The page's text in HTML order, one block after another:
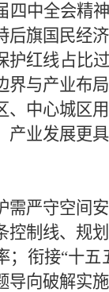
中全会精神
后旗国民经
护红线占比
界与产业布
、中心城区
产业发展更
严守空间安
控制线、规
；衔接“十
导向破解实